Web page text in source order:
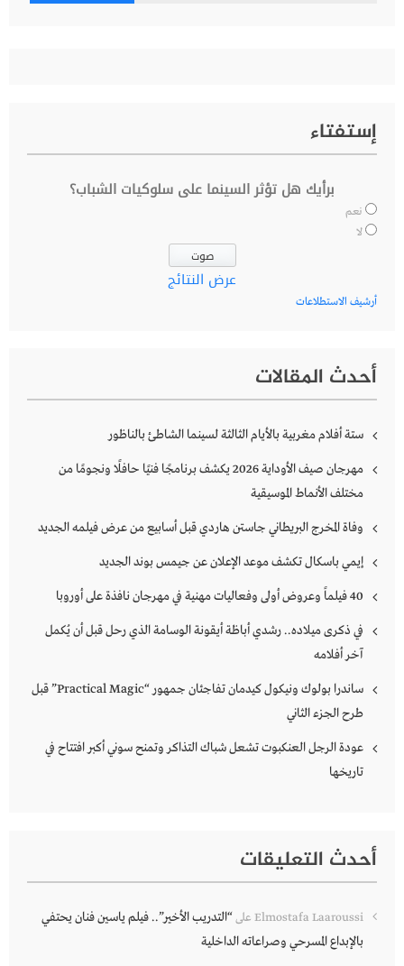
إستفتاء
برأيك هل تؤثر السينما على سلوكيات الشباب؟
نعم
لا
عرض النتائج
أرشيف الاستطلاعات
أحدث المقالات
ستة أفلام مغربية بالأيام الثالثة لسينما الشاطئ بالناظور
مهرجان صيف الأوداية 2026 يكشف برنامجًا فنيًا حافلًا ونجومًا من
مختلف الأنماط الموسيقية
وفاة المخرج البريطاني جاستن هاردي قبل أسابيع من عرض فيلمه الجديد
إيمي باسكال تكشف موعد الإعلان عن جيمس بوند الجديد
40 فيلماً وعروض أولى وفعاليات مهنية في مهرجان نافذة على أوروبا
في ذكرى ميلاده.. رشدي أباظة أيقونة الوسامة الذي رحل قبل أن يُكمل
آخر أفلامه
ساندرا بولوك ونيكول كيدمان تفاجئان جمهور “Practical Magic” قبل
طرح الجزء الثاني
عودة الرجل العنكبوت تشعل شباك التذاكر وتمنح سوني أكبر افتتاح في
تاريخها
أحدث التعليقات
Elmostafa Laaroussi على“التدريب الأخير”.. فيلم ياسين فنان يحتفي
بالإبداع المسرحي وصراعاته الداخلية